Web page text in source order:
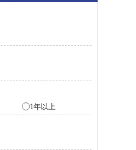
1年以上